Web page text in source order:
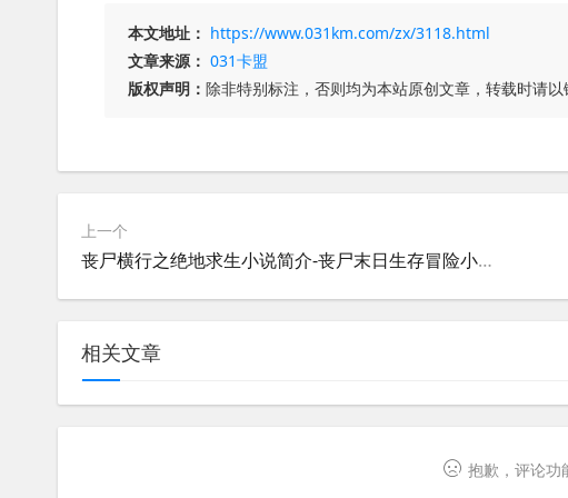
本文地址： https://www.031km.com/zx/3118.html
文章来源： 031卡盟
版权声明： 除非特别标注，否则均为本站原创文章，转载时请以
上一个
丧尸横行之绝地求生小说简介-丧尸末日生存冒险小说推荐
相关文章
抱歉，评论功